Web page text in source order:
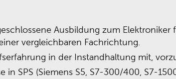
Ausbildung zum
vergleichbaren Fachrichtung.
in der Instandhaltung mit,
SPS (Siemens S5, S7-300/400, S7-